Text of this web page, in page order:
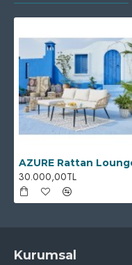
30.000,00TL
Kurumsal